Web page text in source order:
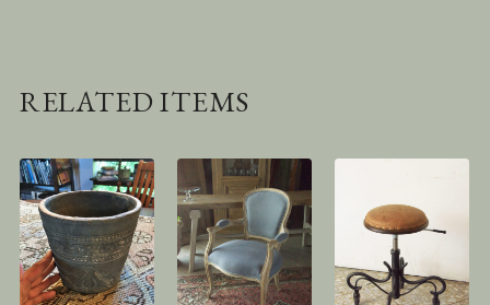
RELATED ITEMS